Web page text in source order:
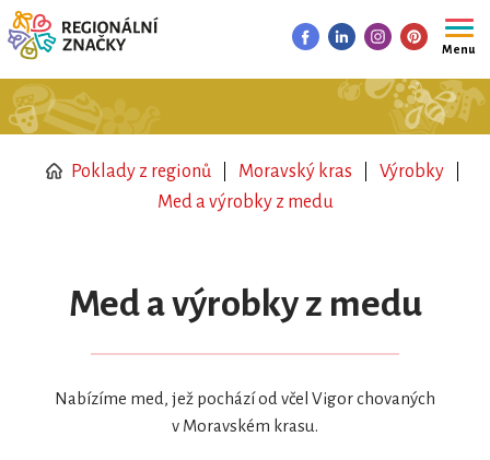
Menu
Poklady z regionů Moravský kras
Výrobky
Med a výrobky z medu
Med a výrobky z medu
Nabízíme med, jež pochází od včel Vigor chovaných
v Moravském krasu.